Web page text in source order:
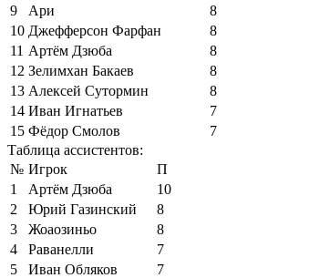
9
Ари
8
10 Джефферсон Фарфан
8
11 Артём Дзюба
8
12 Зелимхан Бакаев
8
13 Алексей Сутормин
8
14 Иван Игнатьев
7
15 Фёдор Смолов
7
Таблица ассистентов:
№ Игрок
П
1
Артём Дзюба
10
2
Юрий Газинский
8
3
Жоаозиньо
8
4
Раванелли
7
5
Иван Обляков
7